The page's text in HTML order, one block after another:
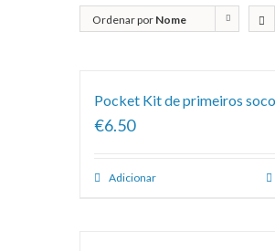
Ordenar por Nome
Pocket Kit de primeiros
€6.50
Adicionar